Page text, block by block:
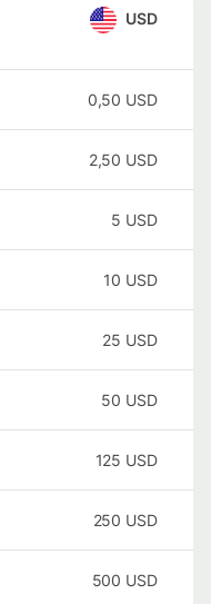
USD
0,50 USD
2,50 USD
5 USD
10 USD
25 USD
50 USD
125 USD
250 USD
500 USD